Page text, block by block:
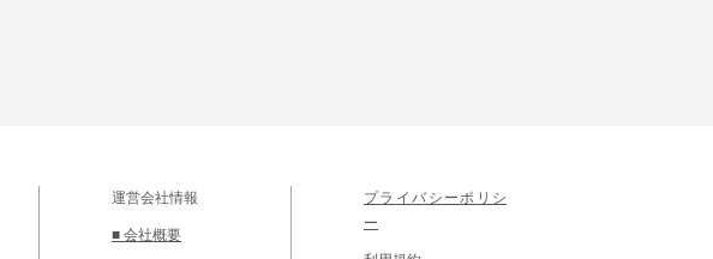
運営会社情報
■ 会社概要
プライバシーポリシ
ー